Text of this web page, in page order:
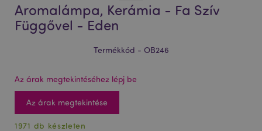
Aromalámpa, Kerámia - Fa Szív
Függővel - Eden
Termékkód - OB246
Az árak megtekintéséhez lépj be
Az árak megtekintése
1971 db készleten